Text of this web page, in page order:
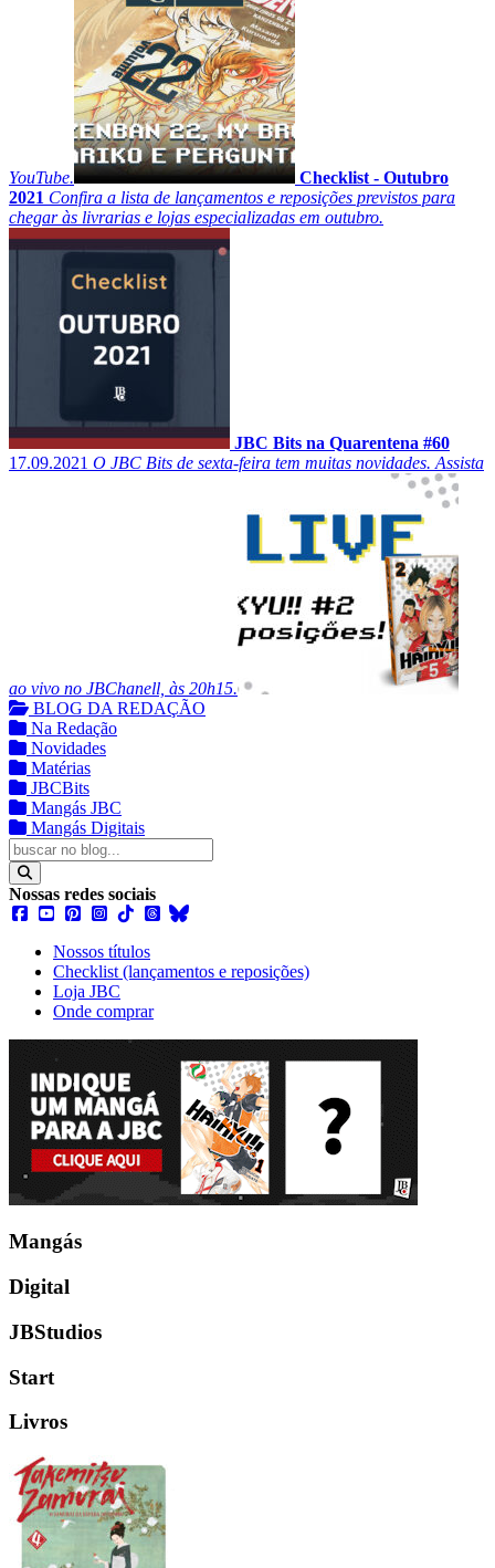
YouTube.
Checklist - Outubro
2021 Confira a lista de lançamentos e reposições previstos para
chegar às livrarias e lojas especializadas em outubro.
JBC Bits na Quarentena #60
17.09.2021 O JBC Bits de sexta-feira tem muitas novidades. Assista
ao vivo no JBChanell, às 20h15.
BLOG DA REDAÇÃO
Na Redação
Novidades
Matérias
JBCBits
Mangás JBC
Mangás Digitais
Nossas redes sociais
Nossos títulos
Checklist (lançamentos e reposições)
Loja JBC
Onde comprar
Mangás
Digital
JBStudios
Start
Livros